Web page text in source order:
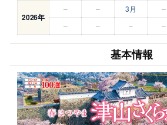
2026年
– – 3月 –
–
– – –
基本情報